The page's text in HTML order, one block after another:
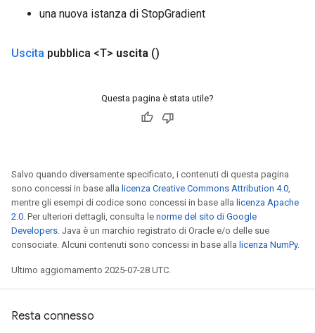
una nuova istanza di StopGradient
Uscita pubblica <T> uscita ()
Questa pagina è stata utile?
Salvo quando diversamente specificato, i contenuti di questa pagina
sono concessi in base alla licenza Creative Commons Attribution 4.0,
mentre gli esempi di codice sono concessi in base alla licenza Apache
2.0. Per ulteriori dettagli, consulta le norme del sito di Google
Developers. Java è un marchio registrato di Oracle e/o delle sue
consociate. Alcuni contenuti sono concessi in base alla licenza NumPy.
Ultimo aggiornamento 2025-07-28 UTC.
Resta connesso